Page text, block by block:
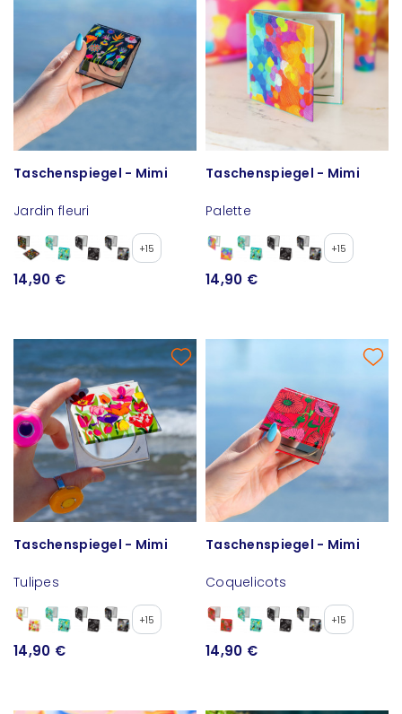
Taschenspiegel - Mimi
Jardin fleuri
+15
14,90 €
Taschenspiegel - Mimi
Palette
+15
14,90 €
Taschenspiegel - Mimi
Tulipes
+15
14,90 €
Taschenspiegel - Mimi
Coquelicots
+15
14,90 €